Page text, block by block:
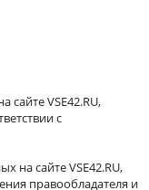
сайте VSE42.RU,
с
на сайте VSE42.RU,
правообладателя и